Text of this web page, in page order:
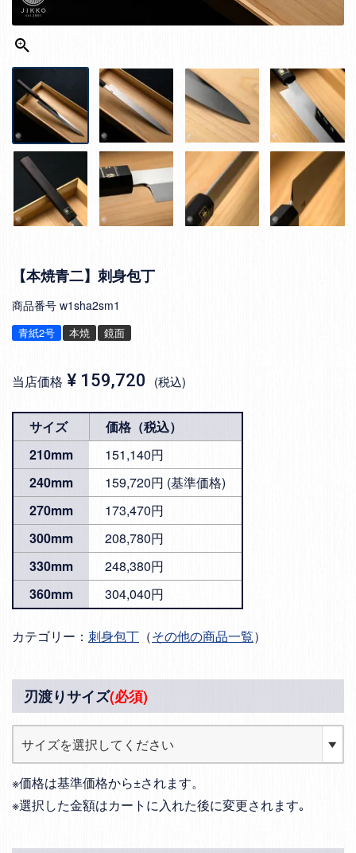
【本焼青二】刺身包丁
商品番号 w1sha2sm1
青紙2号 本焼 鏡面
当店価格 ¥ 159,720 税込
サイズ
価格（税込）
210mm
151,140円
240mm
159,720円 (基準価格)
270mm
173,470円
300mm
208,780円
330mm
248,380円
360mm
304,040円
カテゴリー： 刺身包丁 （その他の商品一覧）
刃渡りサイズ(必須)
※価格は基準価格から±されます。
※選択した金額はカートに入れた後に変更されます｡